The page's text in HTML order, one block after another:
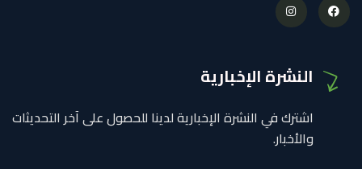
النشرة الإخبارية
اشترك في النشرة الإخبارية لدينا للحصول على آخر التحديثات
والأخبار.